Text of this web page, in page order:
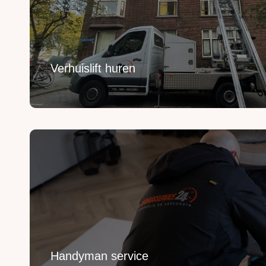
Verhuislift huren
Breng je verhuizing naar grote hoogte met onze
Lees Meer
Handyman service
Handyman service
Voor het ophangen, monteren en demonteren van
Lees Meer